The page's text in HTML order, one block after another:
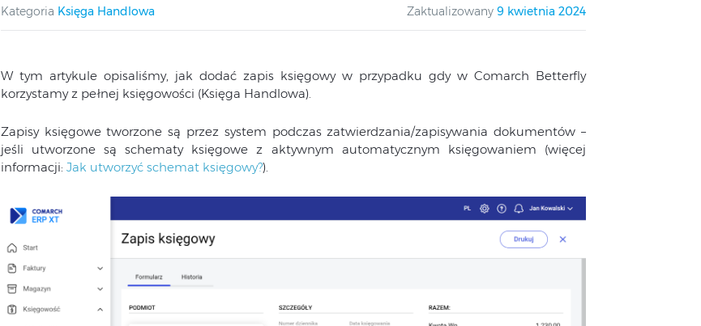
Kategoria Księga Handlowa Zaktualizowany 9 kwietnia 2024
W tym artykule opisaliśmy, jak dodać zapis księgowy w przypadku gdy w Comarch Betterfly
korzystamy z pełnej księgowości (Księga Handlowa).
Zapisy księgowe tworzone są przez system podczas zatwierdzania/zapisywania dokumentów –
jeśli utworzone są schematy księgowe z aktywnym automatycznym księgowaniem (więcej
informacji: Jak utworzyć schemat księgowy?).